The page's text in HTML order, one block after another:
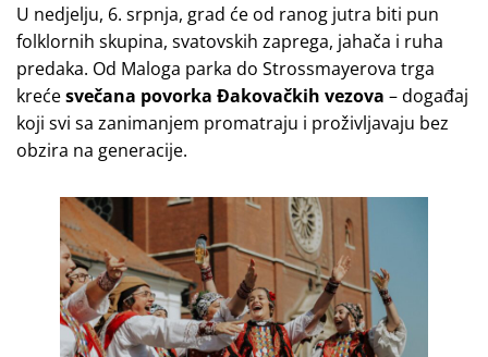
U nedjelju, 6. srpnja, grad će od ranog jutra biti pun
folklornih skupina, svatovskih zaprega, jahača i ruha
predaka. Od Maloga parka do Strossmayerova trga
krećesvečana povorka Đakovačkih vezova – događaj
koji svi sa zanimanjem promatraju i proživljavaju bez
obzira na generacije.